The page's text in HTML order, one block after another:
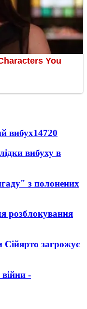
вибух14720
вибуху в
з полонених
розблокування
загрожує
-